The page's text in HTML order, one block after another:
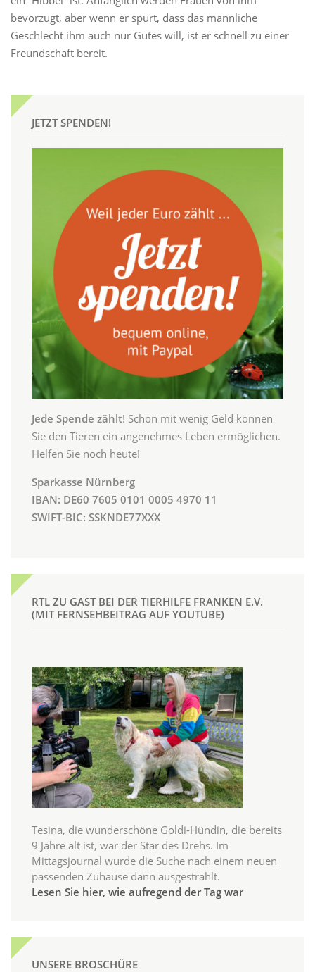
bevorzugt, aber wenn er spürt, dass das männliche
Geschlecht ihm auch nur Gutes will, ist er schnell zu einer
Freundschaft bereit.
JETZT SPENDEN!
Jede Spende zählt! Schon mit wenig Geld können
Sie den Tieren ein angenehmes Leben ermöglichen.
Helfen Sie noch heute!
Sparkasse Nürnberg
IBAN: DE60 7605 0101 0005 4970 11
SWIFT-BIC: SSKNDE77XXX
RTL ZU GAST BEI DER TIERHILFE FRANKEN E.V.
(MIT FERNSEHBEITRAG AUF YOUTUBE)
Tesina, die wunderschöne Goldi-Hündin, die bereits
9 Jahre alt ist, war der Star des Drehs. Im
Mittagsjournal wurde die Suche nach einem neuen
passenden Zuhause dann ausgestrahlt.
Lesen Sie hier, wie aufregend der Tag war
UNSERE BROSCHÜRE